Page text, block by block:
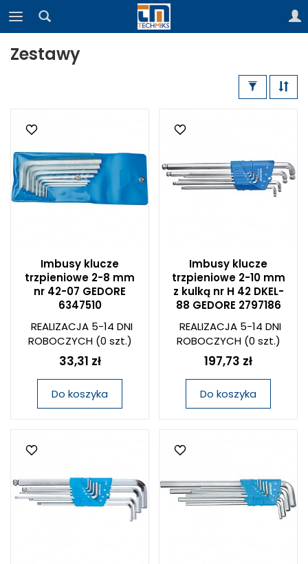
Zestawy
Imbusy klucze
trzpieniowe 2-8 mm
nr 42-07 GEDORE
6347510
REALIZACJA 5-14 DNI
ROBOCZYCH(0 szt.)
33,31 zł
Do koszyka
Imbusy klucze
trzpieniowe 2-10 mm
z kulką nr H 42 DKEL-
88 GEDORE 2797186
REALIZACJA 5-14 DNI
ROBOCZYCH(0 szt.)
197,73 zł
Do koszyka